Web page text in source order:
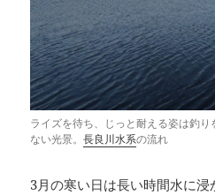
ライズを待ち、じっと耐える姿は釣
ない光景。長良川水系の流れ
3月の寒い日は長い時間水に